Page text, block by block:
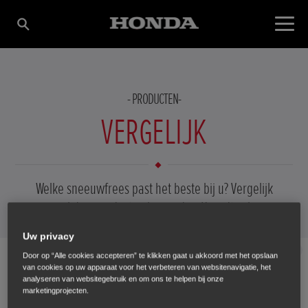
PRODUCTEN
VERGELIJK
Welke sneeuwfrees past het beste bij u? Vergelijk
maximaal drie producten hieronder. U vindt zeker een
machine die het zware werk wat kan verlichten.
VOEG PRODUCT TOE
Selecteer
Uw privacy
Door op “Alle cookies accepteren” te klikken gaat u akkoord met het opslaan
van cookies op uw apparaat voor het verbeteren van websitenavigatie, het
analyseren van websitegebruik en om ons te helpen bij onze
marketingprojecten.